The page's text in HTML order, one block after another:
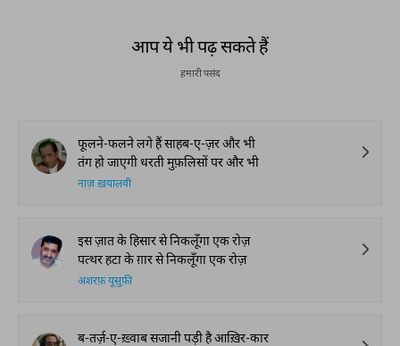
आप ये भी पढ़ सकते हैं
हमारी पसंद
फूलने-फलने लगे हैं साहब-ए-ज़र और भी
तंग हो जाएगी धरती मुफ़लिसों पर और भी
नाज़ ख़यालवी
इस ज़ात के हिसार से निकलूँगा एक रोज़
पत्थर हटा के ग़ार से निकलूँगा एक रोज़
अशरफ़ यूसुफ़ी
ब-तर्ज़-ए-ख़्वाब सजानी पड़ी है आख़िर-कार